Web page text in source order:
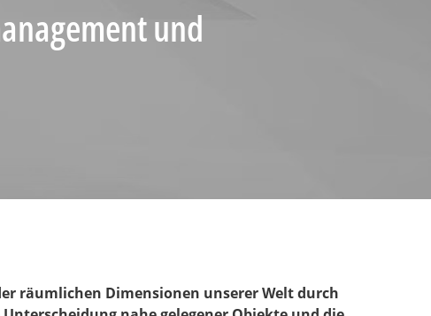
und
räumlichen Dimensionen unserer Welt durch